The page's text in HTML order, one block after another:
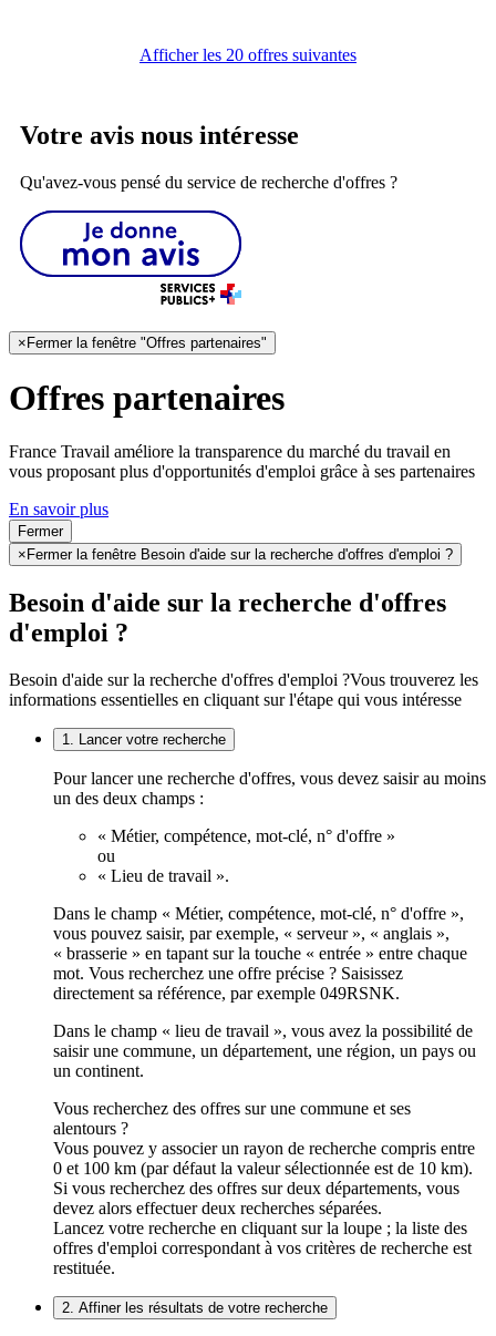
Afficher les 20 offres suivantes
Votre avis nous intéresse
Qu'avez-vous pensé du service de recherche d'offres ?
×Fermer la fenêtre "Offres partenaires"
Offres partenaires
France Travail améliore la transparence du marché du travail en
vous proposant plus d'opportunités d'emploi grâce à ses partenaires
En savoir plus
Fermer
× Fermer la fenêtre Besoin d'aide sur la recherche d'offres d'emploi ?
Besoin d'aide sur la recherche d'offres
d'emploi ?
Besoin d'aide sur la recherche d'offres d'emploi ?Vous trouverez les
informations essentielles en cliquant sur l'étape qui vous intéresse
1. Lancer votre recherche
Pour lancer une recherche d'offres, vous devez saisir au moins
un des deux champs :
« Métier, compétence, mot-clé, n° d'offre »
ou
« Lieu de travail ».
Dans le champ « Métier, compétence, mot-clé, n° d'offre »,
vous pouvez saisir, par exemple, « serveur », « anglais »,
« brasserie » en tapant sur la touche « entrée » entre chaque
mot. Vous recherchez une offre précise ? Saisissez
directement sa référence, par exemple 049RSNK.
Dans le champ « lieu de travail », vous avez la possibilité de
saisir une commune, un département, une région, un pays ou
un continent.
Vous recherchez des offres sur une commune et ses
alentours ?
Vous pouvez y associer un rayon de recherche compris entre
0 et 100 km (par défaut la valeur sélectionnée est de 10 km).
Si vous recherchez des offres sur deux départements, vous
devez alors effectuer deux recherches séparées.
Lancez votre recherche en cliquant sur la loupe ; la liste des
offres d'emploi correspondant à vos critères de recherche est
restituée.
2. Affiner les résultats de votre recherche